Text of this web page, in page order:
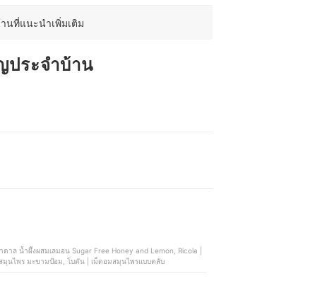
นที่แนะนำเพิ่มเติม
ประจำบ้าน
ล น้ำผึ้งผสมเลมอน Sugar Free Honey and Lemon, Ricola |
มุนไพร มะขามป้อม, โบตัน | เม็ดอมสมุนไพรแบบตลับ